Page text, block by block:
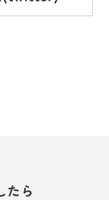
たら